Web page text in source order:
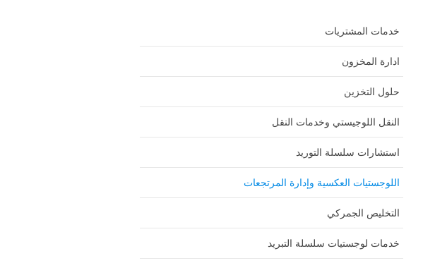
خدمات المشتريات
ادارة المخزون
حلول التخزين
النقل اللوجيستي وخدمات النقل
استشارات سلسلة التوريد
اللوجستيات العكسية وإدارة المرتجعات
التخليص الجمركي
خدمات لوجستيات سلسلة التبريد